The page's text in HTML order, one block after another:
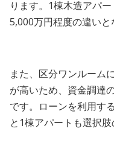
ります。1棟木造アパ
5,000万円程度の違いと
また、区分ワンルーム
が高いため、資金調達
です。ローンを利用す
と1棟アパートも選択肢